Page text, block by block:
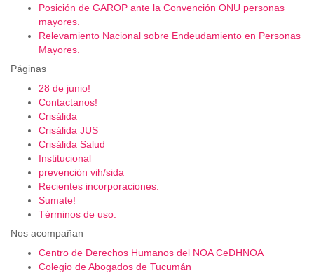
Posición de GAROP ante la Convención ONU personas
mayores.
Relevamiento Nacional sobre Endeudamiento en Personas
Mayores.
Páginas
28 de junio!
Contactanos!
Crisálida
Crisálida JUS
Crisálida Salud
Institucional
prevención vih/sida
Recientes incorporaciones.
Sumate!
Términos de uso.
Nos acompañan
Centro de Derechos Humanos del NOA CeDHNOA
Colegio de Abogados de Tucumán